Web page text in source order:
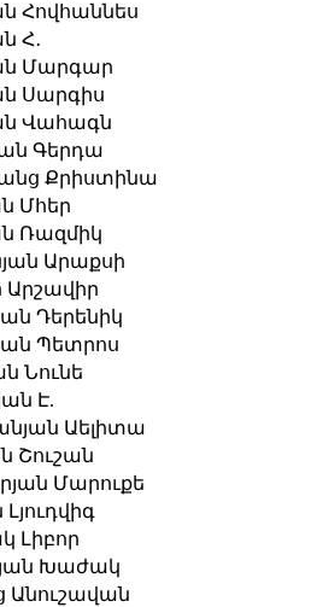
Հովհաննես
Հ․
Մարգար
Սարգիս
Վահագն
Գերդա
Քրիստինա
Մհեր
Ռազմիկ
Արաքսի
Արշավիր
Դերենիկ
Պետրոս
Նունե
Է.
Աելիտա
Շուշան
Մարուքե
Լյուդվիգ
Լիբոր
Խաժակ
Անուշավան